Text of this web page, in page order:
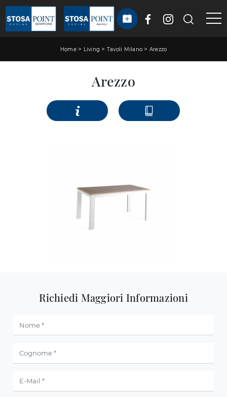
Home> Living > Tavoli Milano > Arezzo
Arezzo
Richiedi Maggiori Informazioni